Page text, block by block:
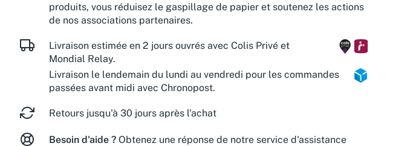
produits, vous réduisez le gaspillage de papier et soutenez les actions
de nos associations partenaires.
Livraison estimée en 2 jours ouvrés avec Colis Privé et
Mondial Relay.
Livraison le lendemain du lundi au vendredi pour les commandes
passées avant midi avec Chronopost.
Retours jusqu'à 30 jours après l'achat
Besoin d'aide ? Obtenez une réponse de notre service d'assistance